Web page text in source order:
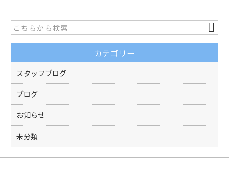
e
b
o
o
k
er
カテゴリー
スタッフブログ
ブログ
お知らせ
未分類